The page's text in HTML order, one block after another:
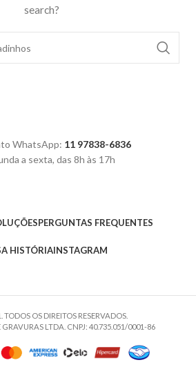
search?
WhatsApp: 11 97838-6836
a sexta, das 8h às 17h
PERGUNTAS FREQUENTES
HISTÓRIAINSTAGRAM
TODOS OS DIREITOS RESERVADOS.
LTDA. CNPJ: 40.735.051/0001-86